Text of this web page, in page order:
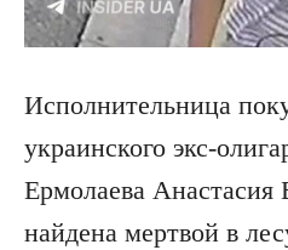
Исполнительница
украинского экс-
Ермолаева Анастасия
найдена мертвой в